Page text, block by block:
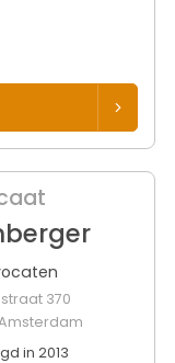
370
Amsterdam
in 2013